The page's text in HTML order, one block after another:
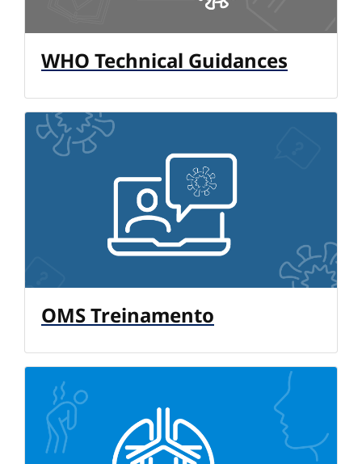
WHO Technical Guidances
OMS Treinamento